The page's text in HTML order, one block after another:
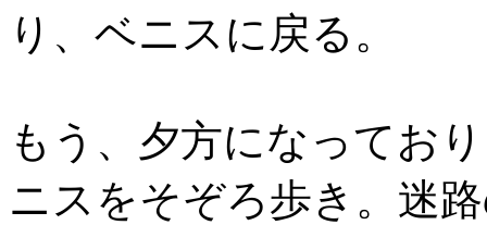
り、ベニスに戻る。
もう、夕方になってお
ニスをそぞろ歩き。迷